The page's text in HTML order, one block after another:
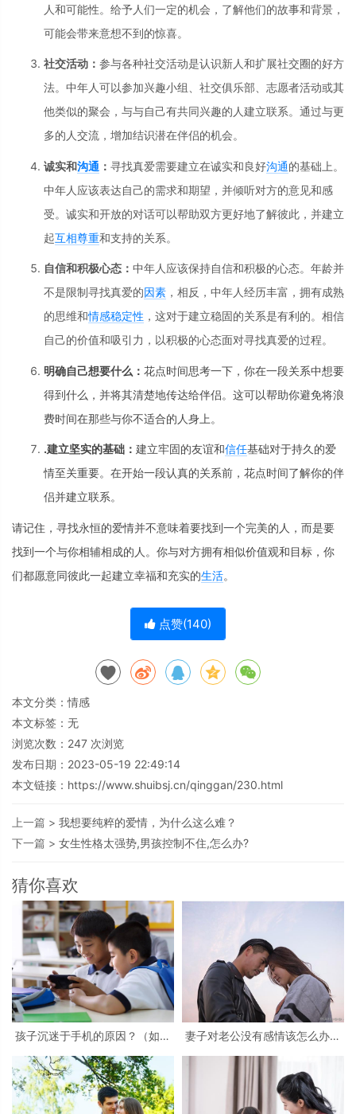
人和可能性。给予人们一定的机会，了解他们的故事和背景，
可能会带来意想不到的惊喜。
社交活动： 参与各种社交活动是认识新人和扩展社交圈的好方
法。中年人可以参加兴趣小组、社交俱乐部、志愿者活动或其
他类似的聚会，与与自己有共同兴趣的人建立联系。通过与更
多的人交流，增加结识潜在伴侣的机会。
诚实和沟通 ： 寻找真爱需要建立在诚实和良好沟通的基础上。
中年人应该表达自己的需求和期望，并倾听对方的意见和感
受。诚实和开放的对话可以帮助双方更好地了解彼此，并建立
起互相尊重和支持的关系。
自信和积极心态： 中年人应该保持自信和积极的心态。年龄并
不是限制寻找真爱的因素 ，相反，中年人经历丰富，拥有成熟
的思维和情感稳定性 ，这对于建立稳固的关系是有利的。相信
自己的价值和吸引力，以积极的心态面对寻找真爱的过程。
明确自己想要什么： 花点时间思考一下，你在一段关系中想要
得到什么，并将其清楚地传达给伴侣。这可以帮助你避免将浪
费时间在那些与你不适合的人身上。
.建立坚实的基础： 建立牢固的友谊和信任基础对于持久的爱
情至关重要。在开始一段认真的关系前，花点时间了解你的伴
侣并建立联系。
请记住，寻找永恒的爱情并不意味着要找到一个完美的人，而是要
找到一个与你相辅相成的人。你与对方拥有相似价值观和目标，你
们都愿意同彼此一起建立幸福和充实的生活。
点赞(140)
本文分类：情感
本文标签：无
浏览次数： 247 次浏览
发布日期：2023-05-19 22:49:14
本文链接： https://www.shuibsj.cn/qinggan/230.html
上一篇 > 我想要纯粹的爱情，为什么这么难？
下一篇 > 女生性格太强势,男孩控制不住,怎么办?
猜你喜欢
孩子沉迷于手机的原因？（如何
妻子对老公没有感情该怎么办？